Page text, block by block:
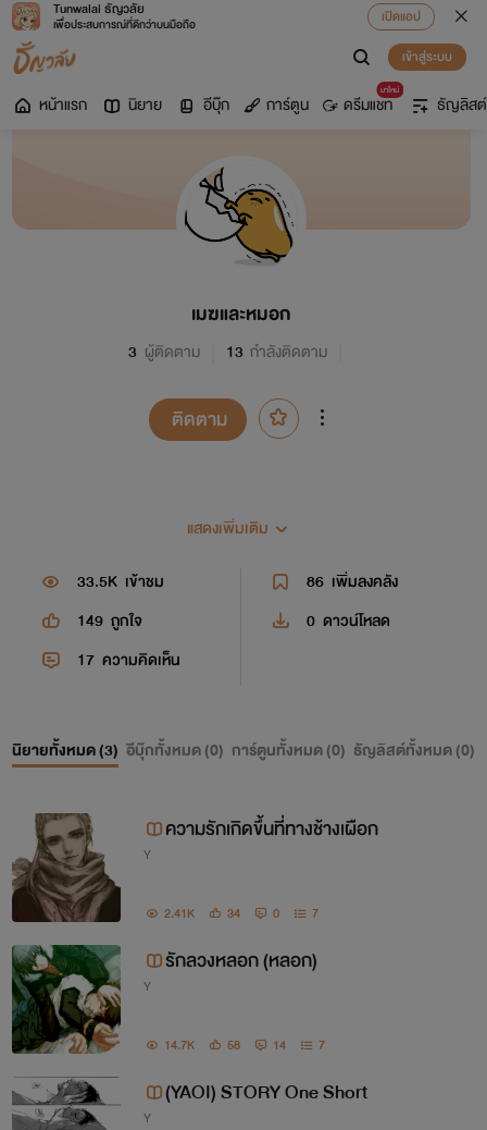
Tunwalai ธัญวลัย
เพื่อประสบการณ์ที่ดีกว่าบนมือถือ
เปิดแอป
เข้าสู่ระบบ
หน้าแรก นิยาย อีบุ๊ก การ์ตูน
มาใหม่
ดรีมแชท ธัญลิสต์
เมฆและหมอก
3 ผู้ติดตาม 13 กำลังติดตาม
ติดตาม
แสดงเพิ่มเติม
33.5K เข้าชม 86 เพิ่มลงคลัง
149 ถูกใจ 0 ดาวน์โหลด
17 ความคิดเห็น
นิยายทั้งหมด (3) อีบุ๊กทั้งหมด (0) การ์ตูนทั้งหมด (0) ธัญลิสต์ทั้งหมด (0)
ความรักเกิดขึ้นที่ทางช้างเผือก
Y
2.41K 34 0 7
รักลวงหลอก (หลอก)
Y
14.7K 58 14 7
(YAOI) STORY One Short
Y